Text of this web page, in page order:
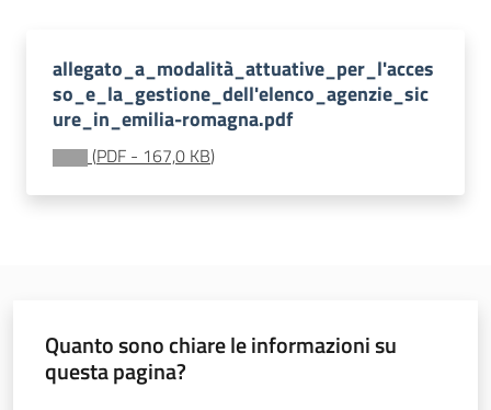
Imprese
Servizi
allegato_a_modalità_attuative_per_l'acces
so_e_la_gestione_dell'elenco_agenzie_sic
ure_in_emilia-romagna.pdf
(PDF - 167,0 KB)
Quanto sono chiare le informazioni su
questa pagina?